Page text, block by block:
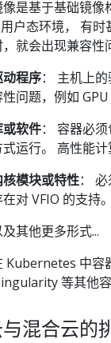
像是基于基础镜
户态环境， 有
就会出现兼容性
动程序： 主机上
性问题，例如
或软件： 容器必
式运行。 高性能
核模块或特性：
对 VFIO 的支持
及其他更多形式...
Kubernetes 中容
等其他
混合云的